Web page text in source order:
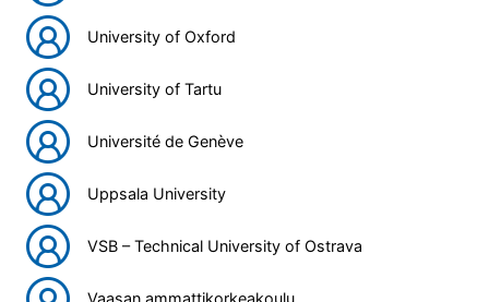
University of Oxford
University of Tartu
Université de Genève
Uppsala University
VSB – Technical University of Ostrava
Vaasan ammattikorkeakoulu